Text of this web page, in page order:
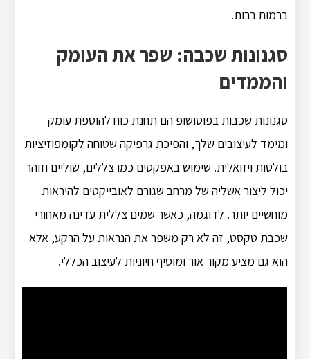
ברמות רבות.
סגנונות שכבה: שפר את העומק
והממדים
סגנונות שכבות בפוטושופ הם תחנת כוח להוספת עומק
ומימד לעיצובים שלך, והפיכת גרפיקה שטוחה לקומפוזיציות
בולטות ויזואלית. שימוש באפקטים כמו צללים, שוליים וזוהר
יכול ליצור אשליה של מרחב שגורם לאובייקטים להיראות
מוחשיים יותר. לדוגמה, כאשר שמים צללית עדינה מאחורי
שכבת טקסט, זה לא רק משפר את הנראות על הרקע, אלא
הוא גם מציע מקור אור ומוסיף חיוניות לעיצוב הכללי.